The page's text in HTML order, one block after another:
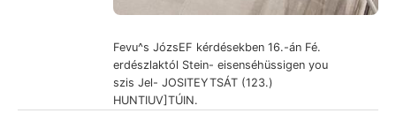
Fevu^s JózsEF kérdésekben 16.-án Fé.
erdészlaktól Stein- eisenséhüssigen you
szis Jel- JOSITEYTSÁT (123.)
HUNTIUV]TÚIN.